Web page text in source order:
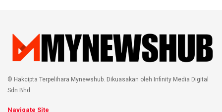
© Hakcipta Terpelihara Mynewshub. Dikuasakan oleh Infinity Media Digital
Sdn Bhd
Navigate Site